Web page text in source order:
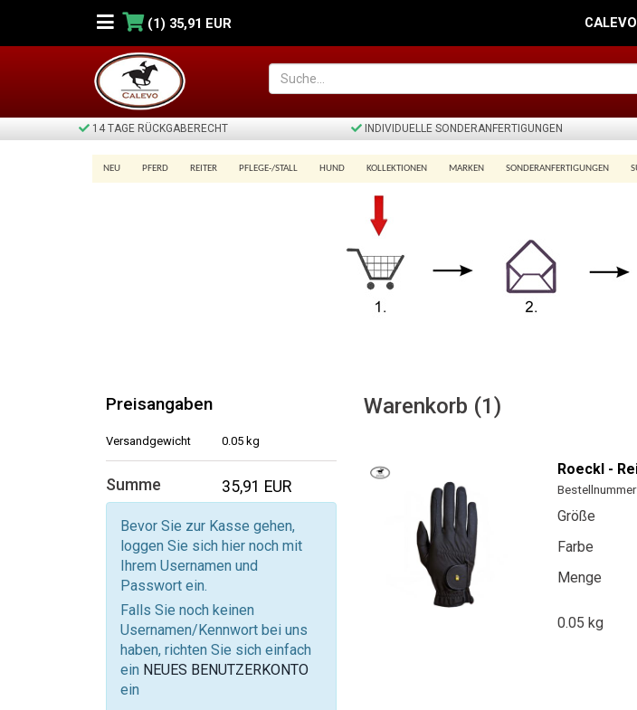
(1) 35,91 EUR CALEVO
14 TAGE RÜCKGABERECHT INDIVIDUELLE SONDERANFERTIGUNGEN
NEU PFERD REITER PFLEGE-/STALL HUND KOLLEKTIONEN MARKEN SONDERANFERTIGUNGEN
Preisangaben
Versandgewicht 0.05 kg
Summe 35,91 EUR
Bevor Sie zur Kasse gehen,
loggen Sie sich hier noch mit
Ihrem Usernamen und
Passwort ein.
Falls Sie noch keinen
Usernamen/Kennwort bei uns
haben, richten Sie sich einfach
ein NEUES BENUTZERKONTO
ein
Warenkorb (1)
Roeckl -
Größe
Farbe
Menge
0.05 kg